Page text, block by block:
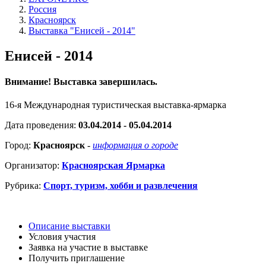
Россия
Красноярск
Выставка "Енисей - 2014"
Енисей - 2014
Внимание! Выставка завершилась.
16-я Международная туристическая выставка-ярмарка
Дата проведения: 03.04.2014 - 05.04.2014
Город: Красноярск - информация о городе
Организатор: Красноярская Ярмарка
Рубрика: Спорт, туризм, хобби и развлечения
Описание выставки
Условия участия
Заявка на участие в выставке
Получить приглашение